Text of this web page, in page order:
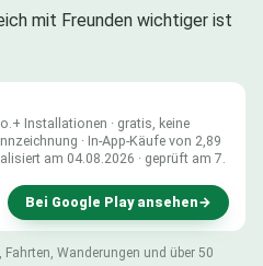
mit Freunden wichtiger ist
Installationen · gratis, keine
· In-App-Käufe von 2,89
am 04.08.2026 · geprüft am 7.
Bei Google Play ansehen→
Wanderungen und über 50